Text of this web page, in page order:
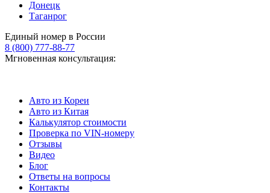
Донецк
Таганрог
Единый номер в России
8 (800) 777-88-77
Мгновенная консультация:
Авто из Кореи
Авто из Китая
Калькулятор стоимости
Проверка по VIN-номеру
Отзывы
Видео
Блог
Ответы на вопросы
Контакты